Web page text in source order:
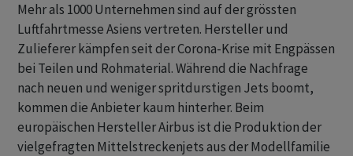
Mehr als 1000 Unternehmen sind auf der grössten
Luftfahrtmesse Asiens vertreten. Hersteller und
Zulieferer kämpfen seit der Corona-Krise mit Engpässen
bei Teilen und Rohmaterial. Während die Nachfrage
nach neuen und weniger spritdurstigen Jets boomt,
kommen die Anbieter kaum hinterher. Beim
europäischen Hersteller Airbus ist die Produktion der
vielgefragten Mittelstreckenjets aus der Modellfamilie